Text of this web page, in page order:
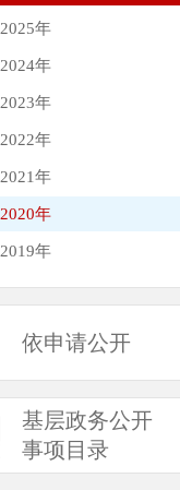
2025年
2024年
2023年
2022年
2021年
2020年
2019年
依申请公开
基层政务公开
事项目录